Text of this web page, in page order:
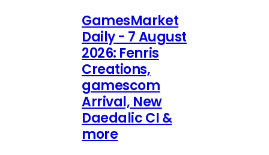
GamesMarket
Daily - 7 August
2026: Fenris
Creations,
gamescom
Arrival, New
Daedalic CI &
more